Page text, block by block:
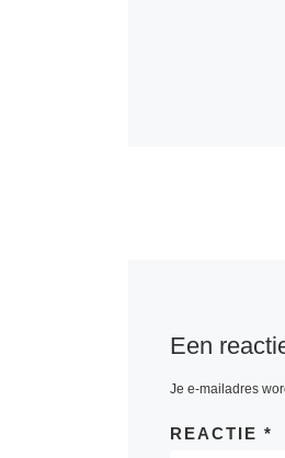
Een
Je e-mailadres
REACTIE *